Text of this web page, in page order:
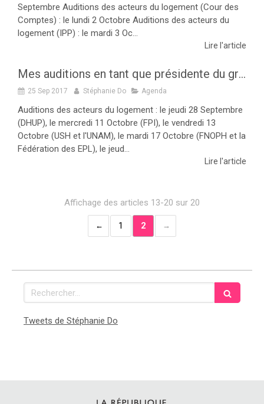
Septembre Auditions des acteurs du logement (Cour des
Comptes) : le lundi 2 Octobre Auditions des acteurs du
logement (IPP) : le mardi 3 Oc...
Lire l'article
Mes auditions en tant que présidente du groupe de travail sur le logement (ELAN) de Septembre à Octobre 2017
25 Sep 2017 Stéphanie Do Agenda
Auditions des acteurs du logement : le jeudi 28 Septembre
(DHUP), le mercredi 11 Octobre (FPI), le vendredi 13
Octobre (USH et l'UNAM), le mardi 17 Octobre (FNOPH et la
Fédération des EPL), le jeud...
Lire l'article
Affichage des articles 13-20 sur 20
1 2
Rechercher
Tweets de Stéphanie Do